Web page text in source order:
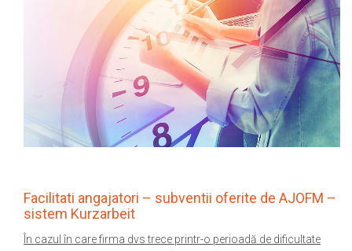
Facilitati angajatori – subventii oferite de AJOFM –
sistem Kurzarbeit
În cazul în care firma dvs trece printr-o perioadă de dificultate